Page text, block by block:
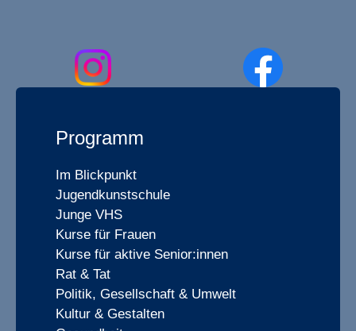
Programm
Im Blickpunkt
Jugendkunstschule
Junge VHS
Kurse für Frauen
Kurse für aktive Senior:innen
Rat & Tat
Politik, Gesellschaft & Umwelt
Kultur & Gestalten